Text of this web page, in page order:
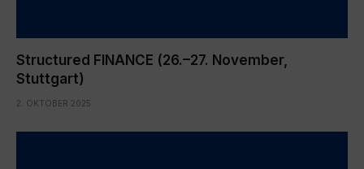
Structured FINANCE (26.–27. November,
Stuttgart)
2. OKTOBER 2025